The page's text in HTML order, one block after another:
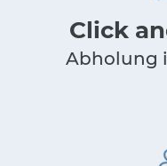
Click
Abholung